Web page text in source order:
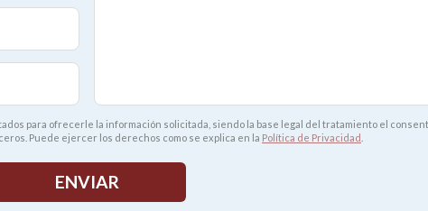
para ofrecerle la información solicitada, siendo la base legal del tratamiento el
Puede ejercer los derechos como se explica en la Política de Privacidad